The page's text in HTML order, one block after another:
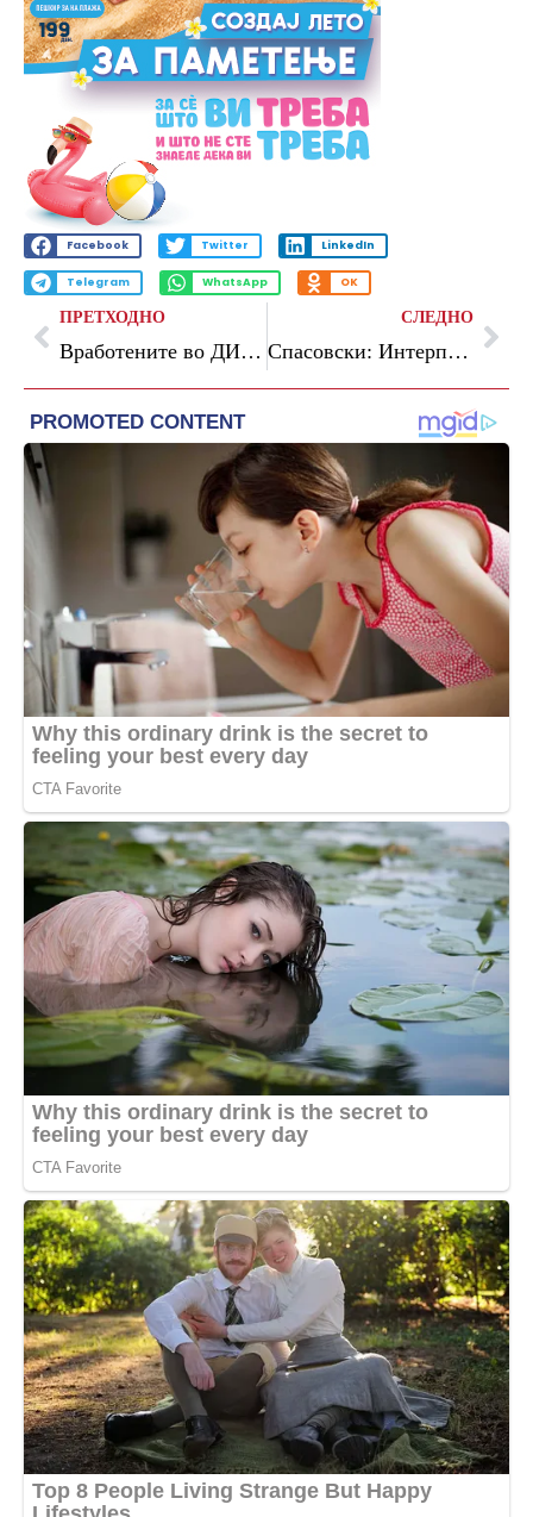
Facebook Twitter LinkedIn
Telegram WhatsApp OK
ПРЕТХОДНО
Вработените во ДИЦ го продолжуваат штрајкот, од МОН бараат да ги измени датумите за полагање на матурата
СЛЕДНО
Спасовски: Интерпол е клучната организација за обезбедување на глобалната безбедност